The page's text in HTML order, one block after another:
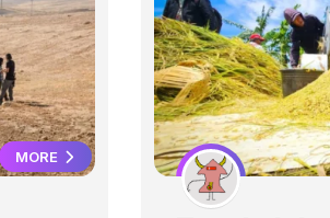
MORE